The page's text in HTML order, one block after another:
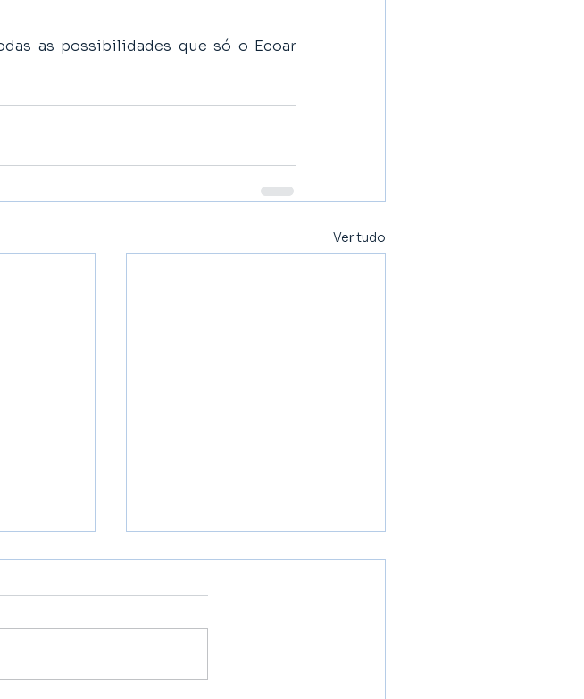
as possibilidades que só o Ecoar
Ver tudo